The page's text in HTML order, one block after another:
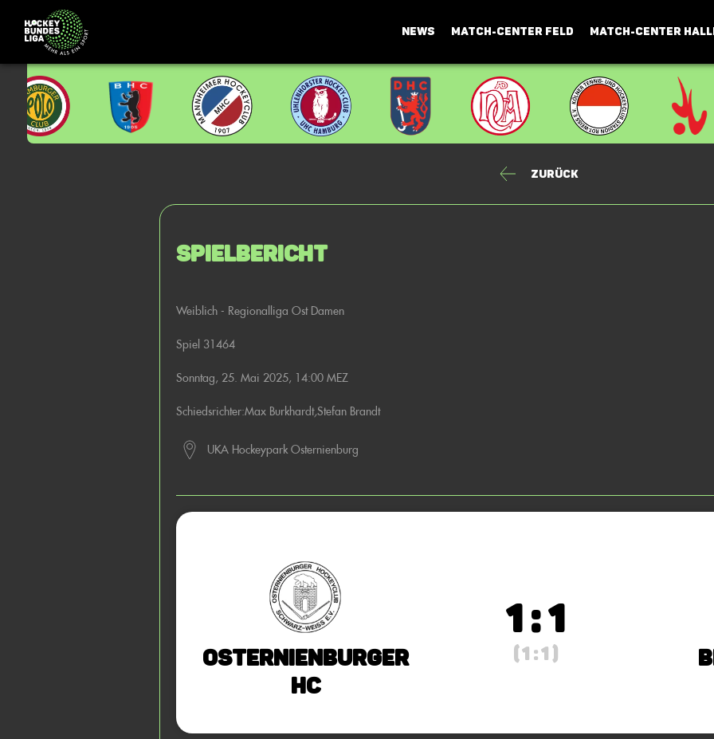
NEWS MATCH-CENTER FELD MATCH-CENTER
Zurück
Spielbericht
Weiblich - Regionalliga Ost Damen
Spiel 31464
Sonntag, 25. Mai 2025, 14:00 MEZ
Schiedsrichter:Max Burkhardt,Stefan Brandt
UKA Hockeypark Osternienburg
Osternienburger
HC
1 : 1
( 1 : 1 )